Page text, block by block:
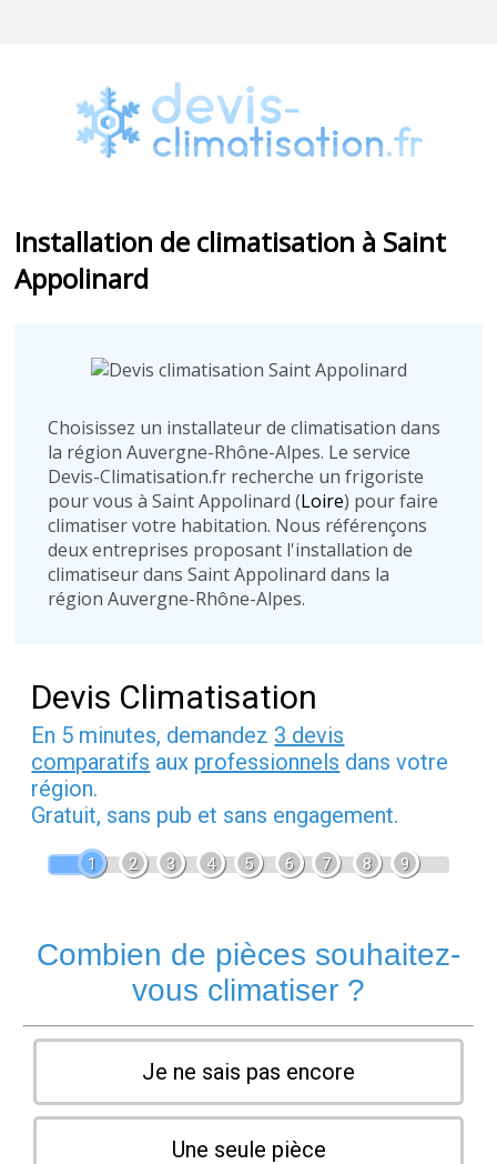
Installation de climatisation à Saint
Appolinard
Choisissez un installateur de climatisation dans
la région Auvergne-Rhône-Alpes. Le service
Devis-Climatisation.fr recherche un frigoriste
pour vous à Saint Appolinard (Loire) pour faire
climatiser votre habitation. Nous référençons
deux entreprises proposant l'installation de
climatiseur dans Saint Appolinard dans la
région Auvergne-Rhône-Alpes.
Devis Climatisation
En 5 minutes, demandez 3 devis
comparatifs aux professionnels dans votre
région.
Gratuit, sans pub et sans engagement.
1 2 3 4 5 6 7 8 9
Combien de pièces souhaitez-
vous climatiser ?
Je ne sais pas encore
Une seule pièce